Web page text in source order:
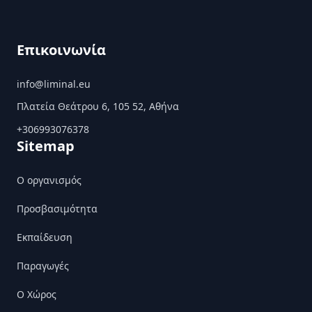
Επικοινωνία
info@liminal.eu
Πλατεία Θεάτρου 6, 105 52, Αθήνα
+306993076378
Sitemap
Ο οργανισμός
Προσβασιμότητα
Εκπαίδευση
Παραγωγές
Ο Χώρος